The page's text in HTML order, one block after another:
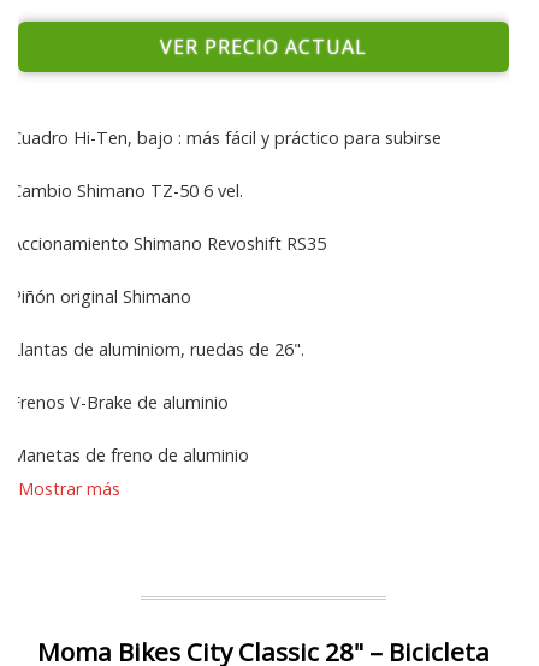
VER PRECIO ACTUAL
Cuadro Hi-Ten, bajo : más fácil y práctico para subirse
Cambio Shimano TZ-50 6 vel.
Accionamiento Shimano Revoshift RS35
Piñón original Shimano
Llantas de aluminiom, ruedas de 26".
Frenos V-Brake de aluminio
Manetas de freno de aluminio
Mostrar más
Moma Bikes City Classic 28" – Bicicleta